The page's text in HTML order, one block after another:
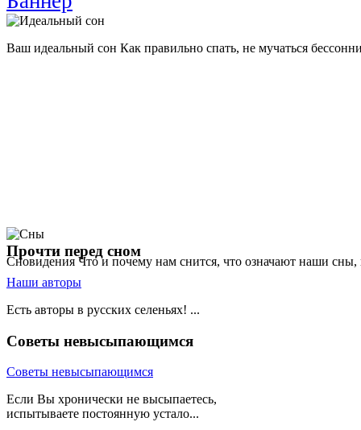
Ваш идеальный сон Как правильно спать, не мучаться
Сновидения Что и почему нам снится, что означают наши
Прочти перед сном
Наши авторы
Есть авторы в русских селеньях! ...
Советы невысыпающимся
Советы невысыпающимся
Если Вы хронически не высыпаетесь,
испытываете постоянную устало...